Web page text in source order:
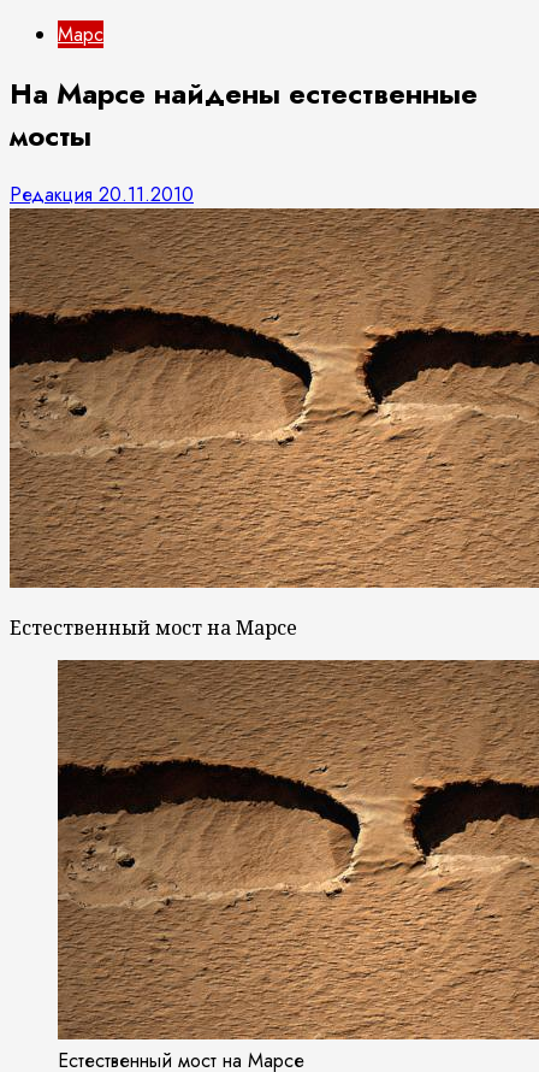
Марс
На Марсе найдены естественные
мосты
Редакция 20.11.2010
Естественный мост на Марсе
Естественный мост на Марсе